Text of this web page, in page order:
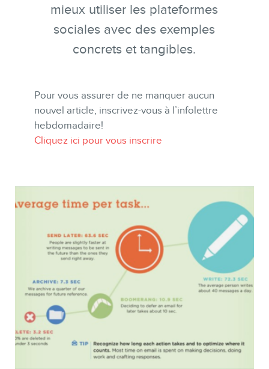
Formations marketing de
groupe
Consultations
Ebooks
BOUTIQUE
mieux utiliser les plateformes
sociales avec des exemples
concrets et tangibles.
Pour vous assurer de ne manquer aucun
nouvel article, inscrivez-vous à l’infolettre
hebdomadaire!
Cliquez ici pour vous inscrire